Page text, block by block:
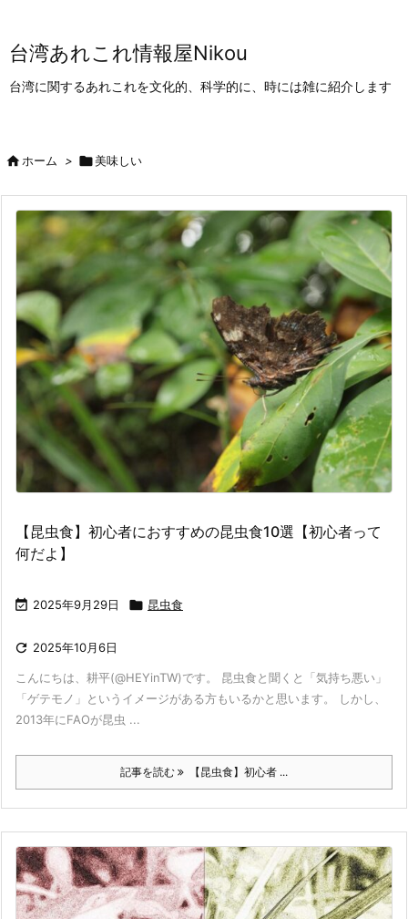
台湾あれこれ情報屋Nikou
台湾に関するあれこれを文化的、科学的に、時には雑に紹介します
ホーム > 美味しい
【昆虫食】初心者におすすめの昆虫食10選【初心者って
何だよ】
 2025年9月29日  昆虫食
 2025年10月6日
こんにちは、耕平(@HEYinTW)です。 昆虫食と聞くと「気持ち悪い」
「ゲテモノ」というイメージがある方もいるかと思います。 しかし、
2013年にFAOが昆虫 ...
記事を読む 【昆虫食】初心者 ...